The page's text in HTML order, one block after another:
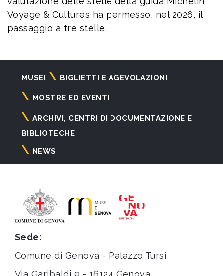
Voyage & Cultures ha permesso, nel 2026, il
passaggio a tre stelle.
Navigazione
principale
MUSEI BIGLIETTI E AGEVOLAZIONI
MOSTRE ED EVENTI
ARCHIVI, CENTRI DI DOCUMENTAZIONE E
BIBLIOTECHE
NEWS
Sede:
Comune di Genova - Palazzo Tursi